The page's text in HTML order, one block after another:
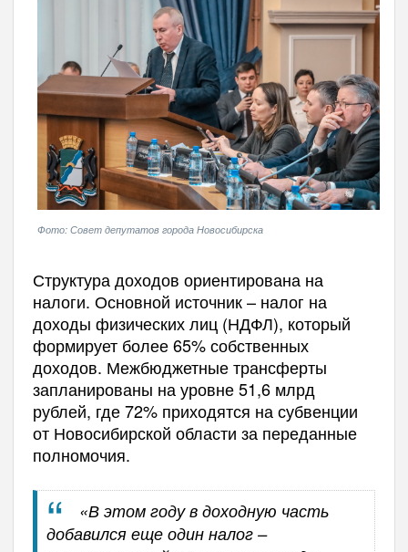
Фото: Совет депутатов города Новосибирска
Структура доходов ориентирована на
налоги. Основной источник – налог на
доходы физических лиц (НДФЛ), который
формирует более 65% собственных
доходов. Межбюджетные трансферты
запланированы на уровне 51,6 млрд
рублей, где 72% приходятся на субвенции
от Новосибирской области за переданные
полномочия.
«В этом году в доходную часть
добавился еще один налог –